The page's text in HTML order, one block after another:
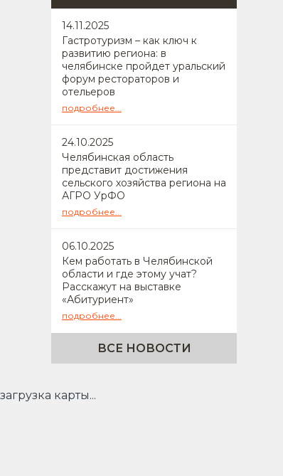
14.11.2025
Гастротуризм – как ключ к
развитию региона: в
челябинске пройдет уральский
форум рестораторов и
отельеров
подробнее...
24.10.2025
Челябинская область
представит достижения
сельского хозяйства региона на
АГРО УрФО
подробнее...
06.10.2025
Кем работать в Челябинской
области и где этому учат?
Расскажут на выставке
«Абитуриент»
подробнее...
ВСЕ НОВОСТИ
загрузка карты...